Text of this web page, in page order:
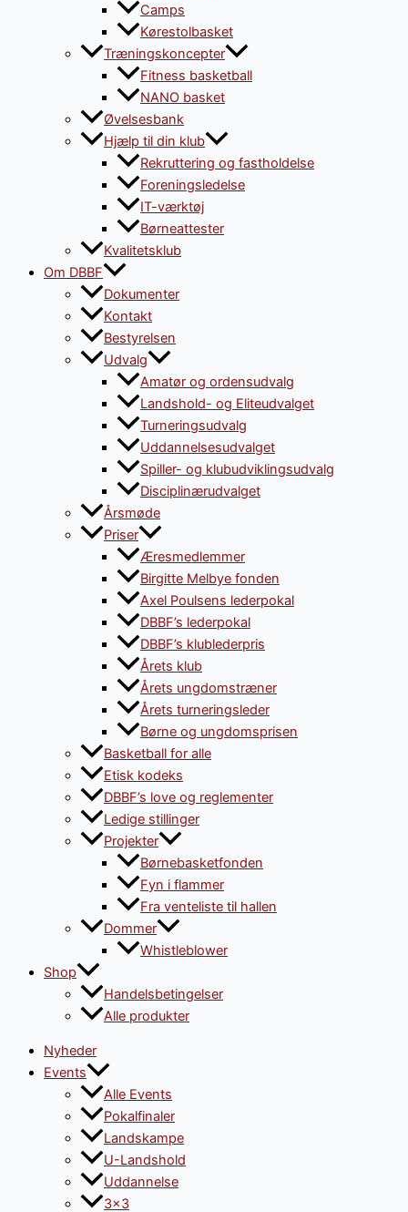
Camps
Kørestolbasket
Træningskoncepter
Fitness basketball
NANO basket
Øvelsesbank
Hjælp til din klub
Rekruttering og fastholdelse
Foreningsledelse
IT-værktøj
Børneattester
Kvalitetsklub
Om DBBF
Dokumenter
Kontakt
Bestyrelsen
Udvalg
Amatør og ordensudvalg
Landshold- og Eliteudvalget
Turneringsudvalg
Uddannelsesudvalget
Spiller- og klubudviklingsudvalg
Disciplinærudvalget
Årsmøde
Priser
Æresmedlemmer
Birgitte Melbye fonden
Axel Poulsens lederpokal
DBBF’s lederpokal
DBBF’s klublederpris
Årets klub
Årets ungdomstræner
Årets turneringsleder
Børne og ungdomsprisen
Basketball for alle
Etisk kodeks
DBBF’s love og reglementer
Ledige stillinger
Projekter
Børnebasketfonden
Fyn i flammer
Fra venteliste til hallen
Dommer
Whistleblower
Shop
Handelsbetingelser
Alle produkter
Nyheder
Events
Alle Events
Pokalfinaler
Landskampe
U-Landshold
Uddannelse
3×3